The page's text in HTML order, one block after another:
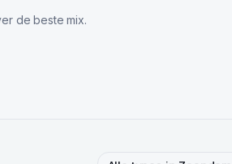
de beste mix.